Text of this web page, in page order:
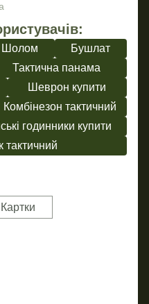
Шолом
Бушлат
Тактична панама
Шеврон купити
Комбінезон тактичний
годинники купити
тактичний